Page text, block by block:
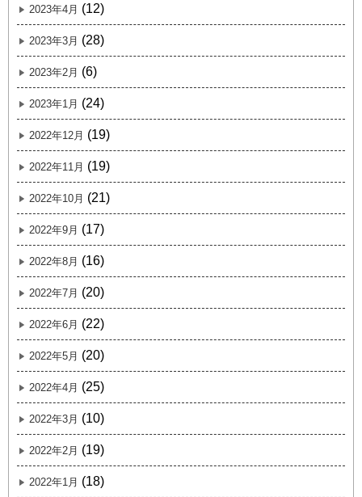
2023年4月 (12)
2023年3月 (28)
2023年2月 (6)
2023年1月 (24)
2022年12月 (19)
2022年11月 (19)
2022年10月 (21)
2022年9月 (17)
2022年8月 (16)
2022年7月 (20)
2022年6月 (22)
2022年5月 (20)
2022年4月 (25)
2022年3月 (10)
2022年2月 (19)
2022年1月 (18)